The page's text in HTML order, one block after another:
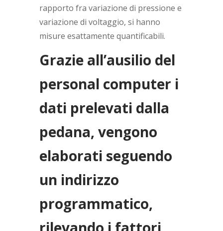
rapporto fra variazione di pressione e
variazione di voltaggio, si hanno
misure esattamente quantificabili.
Grazie all’ausilio del
personal computer i
dati prelevati dalla
pedana, vengono
elaborati seguendo
un indirizzo
programmatico,